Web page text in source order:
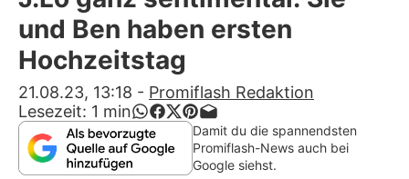
Alle Themen auf Promiflash
App runterladen
Team
Redaktionelle Richtlinien
und Ben haben ersten
Hochzeitstag
21.08.23, 13:18 - Promiflash Redaktion
Lesezeit: 1 min
Damit du die spannendsten
Promiflash-News auch bei
Google siehst.